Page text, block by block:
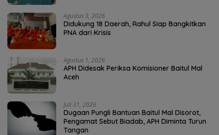
Agustus 3, 2026
Didukung 18 Daerah, Rahul Siap Bangkitkan
PNA dari Krisis
Agustus 1, 2026
APH Didesak Periksa Komisioner Baitul Mal
Aceh
Juli 31, 2026
Dugaan Pungli Bantuan Baitul Mal Disorot,
Pengamat Sebut Biadab, APH Diminta Turun
Tangan